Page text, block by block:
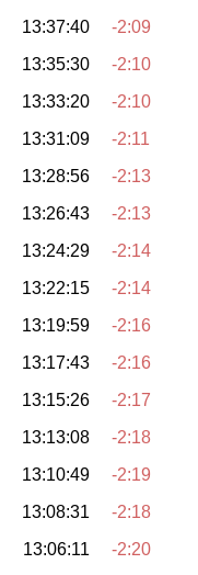
13:37:40
-2:09
13:35:30
-2:10
13:33:20
-2:10
13:31:09
-2:11
13:28:56
-2:13
13:26:43
-2:13
13:24:29
-2:14
13:22:15
-2:14
13:19:59
-2:16
13:17:43
-2:16
13:15:26
-2:17
13:13:08
-2:18
13:10:49
-2:19
13:08:31
-2:18
13:06:11 -2:20